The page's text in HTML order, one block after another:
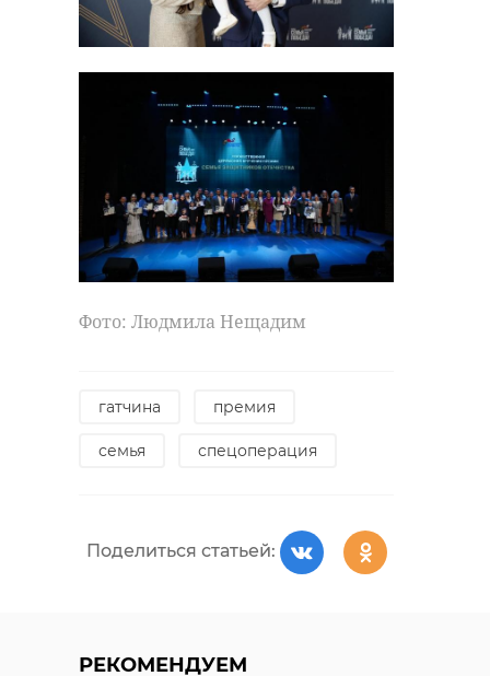
Фото: Людмила Нещадим
гатчина премия
семья спецоперация
Поделиться статьей:
РЕКОМЕНДУЕМ
России по Петербургу и
Ленобласти. В ближайшее время
пресечения.
пьяный водитель
полицейский
применение насилия в
власти
Поделиться статьей: